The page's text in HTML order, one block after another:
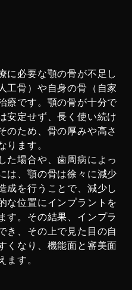
に必要な顎の骨が不足し
工骨）や自身の骨（自家
療です。顎の骨が十分で
安定せず、長く使い続け
のため、骨の厚みや高さ
ります。
た場合や、歯周病によっ
は、顎の骨は徐々に減少
成を行うことで、減少し
な位置にインプラントを
す。その結果、インプラ
き、その上で見た目の自
くなり、機能面と審美面
ます。